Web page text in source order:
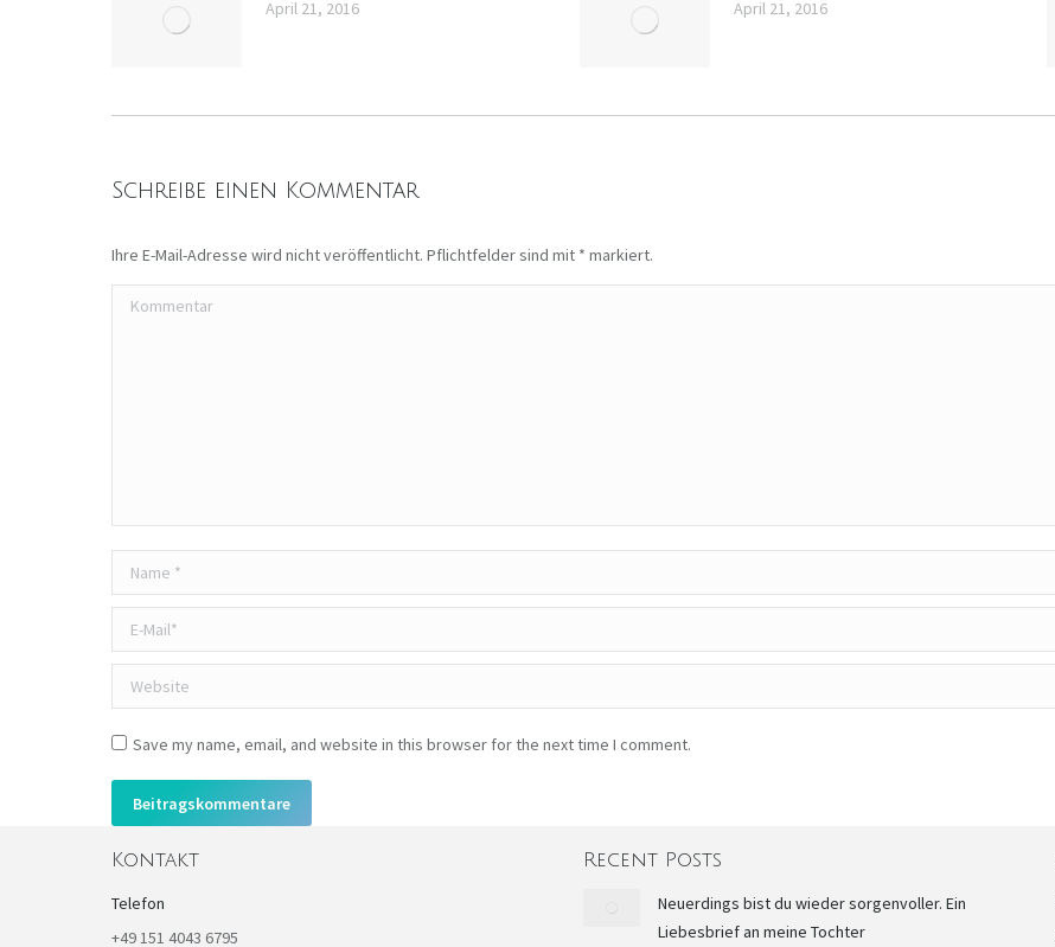
April 21, 2016
April 21, 2016
Schreibe einen Kommentar
Ihre E-Mail-Adresse wird nicht veröffentlicht. Pflichtfelder sind mit * markiert.
Kommentar
Website
Save my name, email, and website in this browser for the next time I comment.
Beitragskommentare
Kontakt
Telefon
+49 151 4043 6795
Recent Posts
Neuerdings bist du wieder sorgenvoller. Ein
Liebesbrief an meine Tochter